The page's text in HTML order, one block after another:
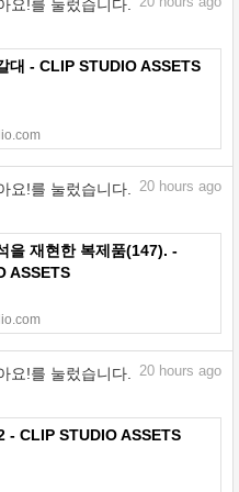
요!를 눌렀습니다.
대 - CLIP STUDIO ASSETS
요!를 눌렀습니다.
20 hours ago
을 재현한 복제품(147). -
ASSETS
요!를 눌렀습니다.
20 hours ago
- CLIP STUDIO ASSETS